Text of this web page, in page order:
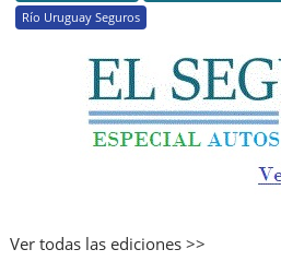
Río Uruguay Seguros
Ver todas las ediciones >>